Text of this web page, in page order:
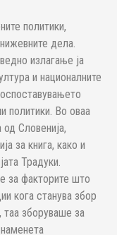
политики,
дела.
излагање ја
и националните
политики. Во оваа
од Словенија,
за книга, како и
Традуки.
за факторите што
кога станува збор
зборуваше за